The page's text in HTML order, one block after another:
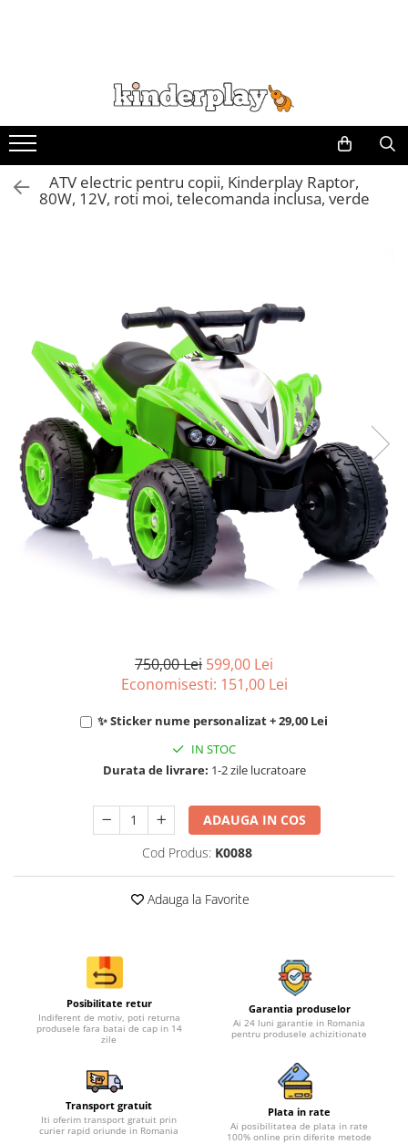
ATV electric pentru copii, Kinderplay Raptor,
80W, 12V, roti moi, telecomanda inclusa, verde
750,00 Lei 599,00 Lei
Economisesti: 151,00 Lei
✨ Sticker nume personalizat + 29,00 Lei
IN STOC
Durata de livrare: 1-2 zile lucratoare
ADAUGA IN COS
Cod Produs: K0088
Adauga la Favorite
Posibilitate retur
Indiferent de motiv, poti returna
produsele fara batai de cap in 14
zile
Garantia produselor
Ai 24 luni garantie in Romania
pentru produsele achizitionate
Transport gratuit
Iti oferim transport gratuit prin
curier rapid oriunde in Romania
Plata in rate
Ai posibilitatea de plata in rate
100% online prin diferite metode